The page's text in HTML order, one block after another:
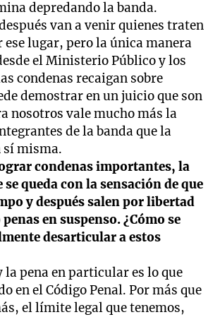
depredando la banda.
van a venir quienes traten
ese lugar, pero la única manera
el Ministerio Público y los
condenas recaigan sobre
demostrar en un juicio que son
nosotros vale mucho más la
de la banda que la
sí misma.
condenas importantes, la
queda con la sensación de que
y después salen por libertad
en suspenso. ¿Cómo se
desarticular a estos
la pena en particular es lo que
en el Código Penal. Por más que
el límite legal que tenemos,